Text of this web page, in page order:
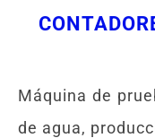
Máquina de
de agua,